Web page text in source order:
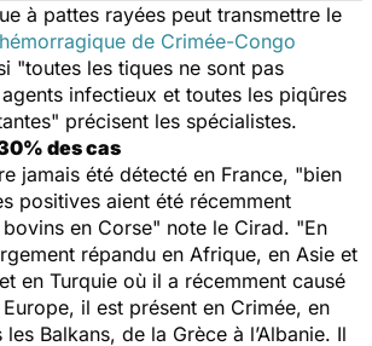
à pattes rayées peut transmettre le
de Crimée-Congo
"toutes les tiques ne sont pas
infectieux et toutes les piqûres
" précisent les spécialistes.
des cas
jamais été détecté en France, "bien
positives aient été récemment
en Corse" note le Cirad. "En
répandu en Afrique, en Asie et
en Turquie où il a récemment causé
il est présent en Crimée, en
Balkans, de la Grèce à l’Albanie. Il